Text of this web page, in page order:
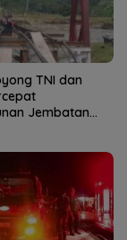
TNI dan
Jembatan